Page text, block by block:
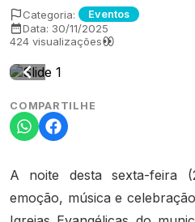
Categoria: Eventos
Data: 30/11/2025
424 visualizações
COMPARTILHE
A noite desta sexta-feira
emoção, música e